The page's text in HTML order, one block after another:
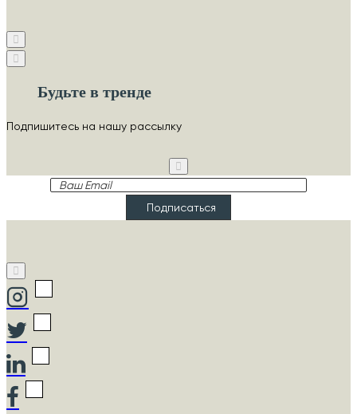
Будьте в тренде
Подпишитесь на нашу рассылку
Ваш
Подписаться